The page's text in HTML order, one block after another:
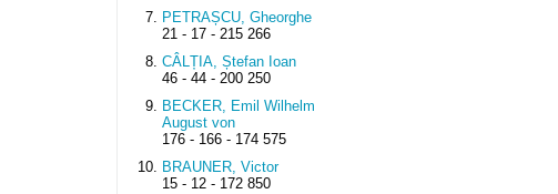
PETRAȘCU, Gheorghe
21 - 17 - 215 266
CÂLȚIA, Ștefan Ioan
46 - 44 - 200 250
BECKER, Emil Wilhelm
August von
176 - 166 - 174 575
BRAUNER, Victor
15 - 12 - 172 850